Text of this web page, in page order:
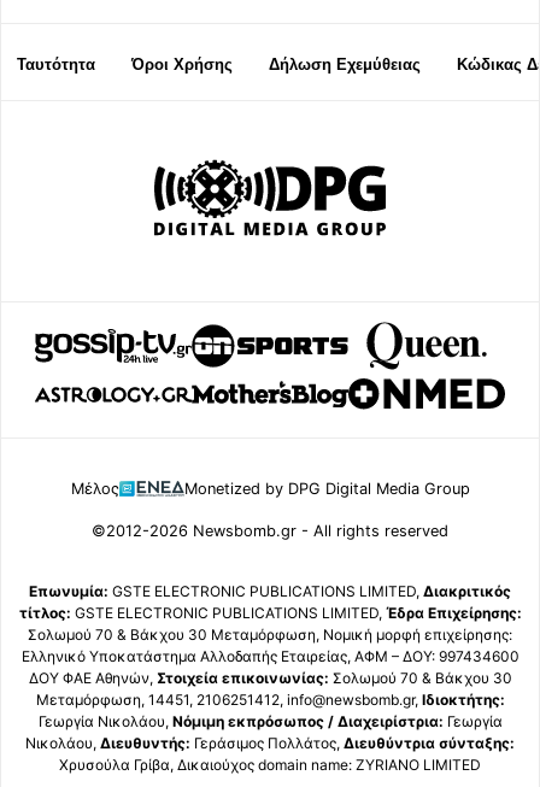
Ταυτότητα Όροι Χρήσης Δήλωση Εχεμύθειας Κώδικας
Μέλος Monetized by DPG Digital Media Group
©2012-2026 Newsbomb.gr - All rights reserved
Επωνυμία: GSTE ELECTRONIC PUBLICATIONS LIMITED, Διακριτικός
τίτλος: GSTE ELECTRONIC PUBLICATIONS LIMITED, Έδρα Επιχείρησης:
Σολωμού 70 & Βάκχου 30 Μεταμόρφωση, Νομική μορφή επιχείρησης:
Ελληνικό Υποκατάστημα Αλλοδαπής Εταιρείας, ΑΦΜ – ΔΟΥ: 997434600
ΔΟΥ ΦΑΕ Αθηνών, Στοιχεία επικοινωνίας: Σολωμού 70 & Βάκχου 30
Μεταμόρφωση, 14451, 2106251412, info@newsbomb.gr, Ιδιοκτήτης:
Γεωργία Νικολάου, Νόμιμη εκπρόσωπος / Διαχειρίστρια: Γεωργία
Νικολάου, Διευθυντής: Γεράσιμος Πολλάτος, Διευθύντρια σύνταξης:
Χρυσούλα Γρίβα, Δικαιούχος domain name: ZYRIANO LIMITED